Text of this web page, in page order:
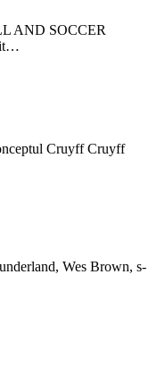
AND SOCCER
Cruyff Cruyff
Wes Brown, s-